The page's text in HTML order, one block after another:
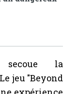
la
jeu "Beyond